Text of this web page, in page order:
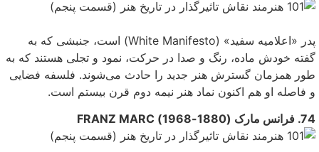
پدر «اعلامیه سفید» (White Manifesto) است، جنبشی که به
گفته خودش ماده، رنگ و صدا در حرکت، نمود و تجلی‌ هستند که به
طور همزمان گسترش هنر جدید را حادث می‌‌شوند. فلسفه فضایی
و فاصله‌ او هم اکنون نماد هنر نیمه دوم قرن بیستم است.
74. فرانس مارک (1880-1968) FRANZ MARC